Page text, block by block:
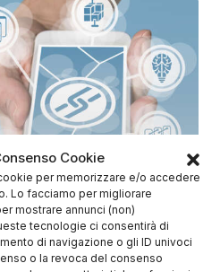
Cookie
per memorizzare e/o accedere
Lo facciamo per migliorare
mostrare annunci (non)
tecnologie ci consentirà di
di navigazione o gli ID univoci
o la revoca del consenso